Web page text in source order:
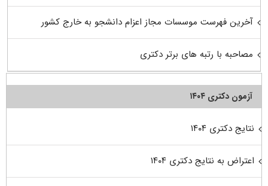
آخرین فهرست موسسات مجاز اعزام دانشجو به خارج کشور
مصاحبه با رتبه های برتر دکتری
آزمون دکتری ۱۴۰۴
نتایج دکتری ۱۴۰۴
اعتراض به نتایج دکتری ۱۴۰۴